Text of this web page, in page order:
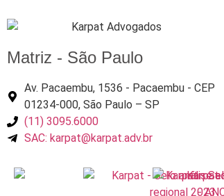
Matriz - São Paulo
Av. Pacaembu, 1536 - Pacaembu - CEP
01234-000, São Paulo – SP
(11) 3095.6000
SAC: karpat@karpat.adv.br